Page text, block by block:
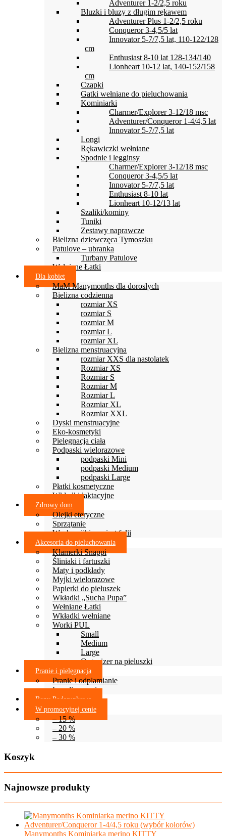
Adventurer 1-2/2,5 roku
Bluzki i bluzy z długim rękawem
Adventurer Plus 1-2/2,5 roku
Conqueror 3-4,5/5 lat
Innovator 5-7/7,5 lat, 110-122/128
cm
Enthusiast 8-10 lat 128-134/140
Lionheart 10-12 lat, 140-152/158
cm
Czapki
Gatki wełniane do pieluchowania
Kominiarki
Charmer/Explorer 3-12/18 msc
Adventurer/Conqueror 1-4/4,5 lat
Innovator 5-7/7,5 lat
Longi
Rękawiczki wełniane
Spodnie i legginsy
Charmer/Explorer 3-12/18 msc
Conqueror 3-4,5/5 lat
Innovator 5-7/7,5 lat
Enthusiast 8-10 lat
Lionheart 10-12/13 lat
Szaliki/kominy
Tuniki
Zestawy naprawcze
Bielizna dziewczęca Tymoszku
Patulove – ubranka
Turbany Patulove
Wełniane Łatki
Dla kobiet
MaM Manymonths dla dorosłych
Bielizna codzienna
rozmiar XS
rozmiar S
rozmiar M
rozmiar L
rozmiar XL
Bielizna menstruacyjna
rozmiar XXS dla nastolatek
Rozmiar XS
Rozmiar S
Rozmiar M
Rozmiar L
Rozmiar XL
Rozmiar XXL
Dyski menstruacyjne
Eko-kosmetyki
Pielęgnacja ciała
Podpaski wielorazowe
podpaski Mini
podpaski Medium
podpaski Large
Płatki kosmetyczne
Wkładki laktacyjne
Zdrowy dom
Olejki eteryczne
Sprzątanie
Woskowijki zamiast folii
Akcesoria do pieluchowania
Klamerki Snappi
Śliniaki i fartuszki
Maty i podkłady
Myjki wielorazowe
Papierki do pieluszek
Wkładki „Sucha Pupa”
Wełniane Łatki
Wkładki wełniane
Worki PUL
Small
Medium
Large
Organizer na pieluszki
Pranie i pielęgnacja
Pranie i odplamianie
Lanolinowanie
Bony Podarunkowe
W promocyjnej cenie
– 15 %
– 20 %
– 30 %
Koszyk
Najnowsze produkty
Manymonths Kominiarka merino KITTY